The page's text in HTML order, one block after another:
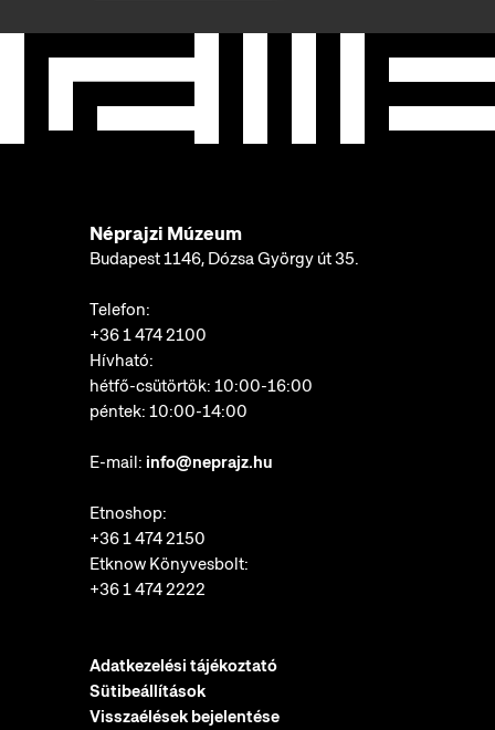
Néprajzi Múzeum
Budapest 1146, Dózsa György út 35.
Telefon:
+36 1 474 2100
Hívható:
hétfő-csütörtök: 10:00-16:00
péntek: 10:00-14:00
E-mail: info@neprajz.hu
Etnoshop:
+36 1 474 2150
Etknow Könyvesbolt:
+36 1 474 2222
Adatkezelési tájékoztató
Sütibeállítások
Visszaélések bejelentése